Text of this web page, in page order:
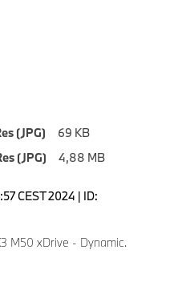
(JPG)
69 KB
(JPG)
4,88 MB
CEST 2024 | ID:
M50 xDrive - Dynamic.